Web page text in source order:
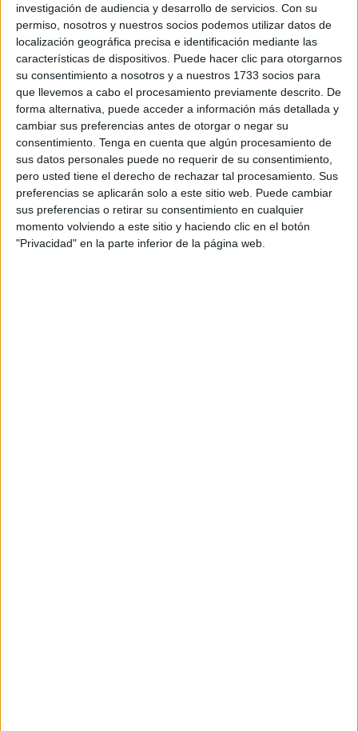
investigación de audiencia y desarrollo de servicios. Con su
permiso, nosotros y nuestros socios podemos utilizar datos de
localización geográfica precisa e identificación mediante las
características de dispositivos. Puede hacer clic para otorgarnos
su consentimiento a nosotros y a nuestros 1733 socios para
que llevemos a cabo el procesamiento previamente descrito. De
forma alternativa, puede acceder a información más detallada y
cambiar sus preferencias antes de otorgar o negar su
consentimiento. Tenga en cuenta que algún procesamiento de
sus datos personales puede no requerir de su consentimiento,
pero usted tiene el derecho de rechazar tal procesamiento. Sus
preferencias se aplicarán solo a este sitio web. Puede cambiar
sus preferencias o retirar su consentimiento en cualquier
momento volviendo a este sitio y haciendo clic en el botón
"Privacidad" en la parte inferior de la página web.
Después de una prórroga del contrato a Clece, y las
quejas de algunos beneficiados y trabajadores llevados a
plenopor MDyC, el Ejecutivo local ha cerrado el contrato
con Salzillo Servicios Integrales tras recibir un total de
hasta 5 ofertas por empresas que querían hacerse con el
servicio.
Este importante contrato pone de relieve un apoyo
específico a las necesidades de conciliación de las
familias con menores a su cargo y está enmarcado en el
Plan Corresponsables, en lo que se entiende como una
asistencia social sin alojamiento.